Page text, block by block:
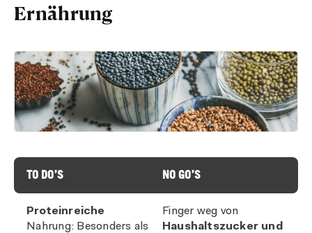
Ernährung
TO DO’S NO GO’S
Proteinreiche
Nahrung: Besonders als
Finger weg von
Haushaltszucker und